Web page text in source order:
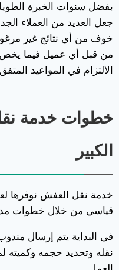
بفضل سنوات الخبرة
جعل العديد من العملاء
خوف من أي نتائج غير
من قبل أي عميل فيما يخص
الالتزام في المواعيد
خطوات خدمة
الكبير
خدمة نقل العفش نوفرها
قياسي من خلال خطوات
في البداية يتم إرسال
نقله وتحديد حجمه وكميته